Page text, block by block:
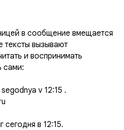
в сообщение вмещается
тексты вызывают
и воспринимать
сами:
v 12:15 .
сегодня в 12:15.